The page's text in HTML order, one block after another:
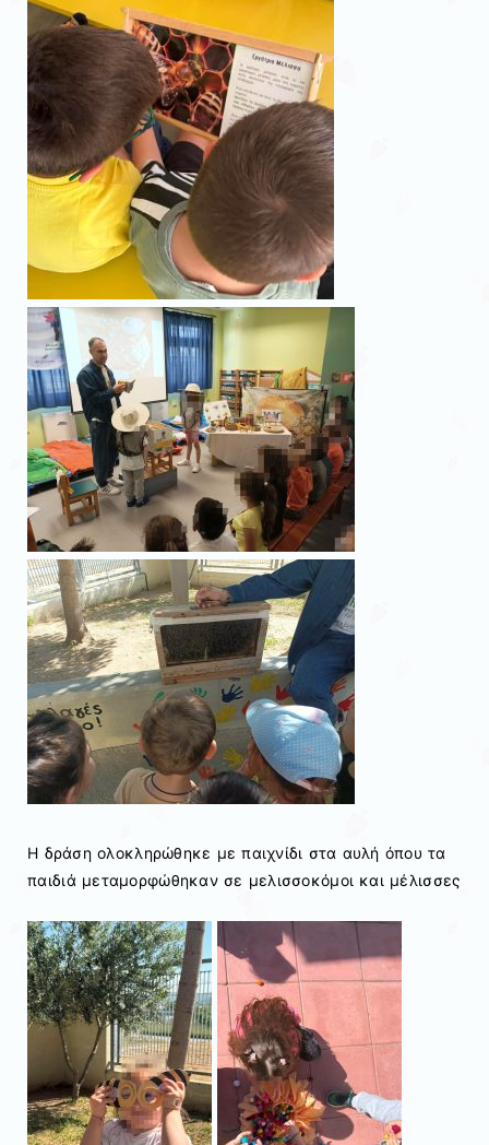
Η δράση ολοκληρώθηκε με παιχνίδι στα αυλή όπου τα
παιδιά μεταμορφώθηκαν σε μελισσοκόμοι και μέλισσες